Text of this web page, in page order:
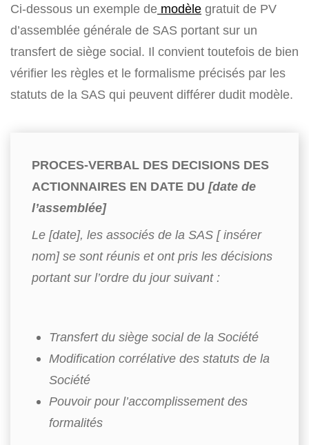
Ci-dessous un exemple de modèle gratuit de PV
d’assemblée générale de SAS portant sur un
transfert de siège social. Il convient toutefois de bien
vérifier les règles et le formalisme précisés par les
statuts de la SAS qui peuvent différer dudit modèle.
PROCES-VERBAL DES DECISIONS DES
ACTIONNAIRES EN DATE DU [date de
l’assemblée]
Le [date], les associés de la SAS [ insérer
nom] se sont réunis et ont pris les décisions
portant sur l’ordre du jour suivant :
Transfert du siège social de la Société
Modification corrélative des statuts de la
Société
Pouvoir pour l’accomplissement des
formalités